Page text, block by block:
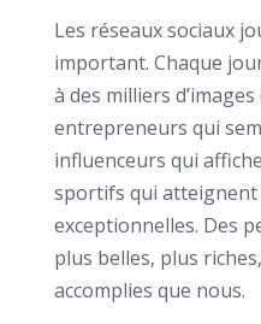
Les réseaux sociaux
important. Chaque
à des milliers
entrepreneurs qui
influenceurs qui
sportifs qui atteignent
exceptionnelles. Des
plus belles, plus
accomplies que nous.